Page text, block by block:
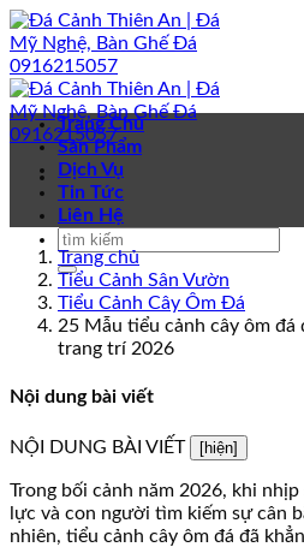
Bỏ
qua
nội
dung
Trang Chủ
Sản Phẩm
Dịch Vụ
Tin Tức
Liên Hệ
Trang chủ
Tiểu Cảnh Sân Vườn
Tiểu Cảnh Cây Ôm Đá
25 Mẫu tiểu cảnh cây ôm đá
trang trí 2026
Nội dung bài viết
NỘI DUNG BÀI VIẾT [hiện]
Trong bối cảnh năm 2026, khi
lực và con người tìm kiếm sự cân
nhiên, tiểu cảnh cây ôm đá đã